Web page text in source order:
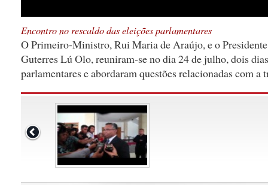
Encontro no rescaldo das eleições parlamentares
O Primeiro-Ministro, Rui Maria de Araújo, e o
Guterres Lú Olo, reuniram-se no dia 24 de julho, dois
parlamentares e abordaram questões relacionadas com a